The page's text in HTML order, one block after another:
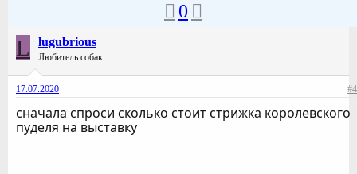
0
L lugubrious
Любитель собак
17.07.2020 #4
сначала спроси сколько стоит стрижка королевского
пуделя на выставку